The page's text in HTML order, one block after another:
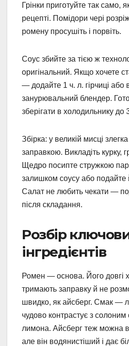
Грінки приготуйте так само,
рецепті. Помідори чері
ромену просушіть і порвіть.
Соус збийте за тією ж
оригінальний. Якщо хочете
— додайте 1 ч. л. гірчиці або
занурювальний блендер.
зберігати в холодильнику до
Збірка: у великій мисці
заправкою. Викладіть курку,
Щедро посипте стружкою
залишком соусу або подайте
Салат не любить чекати —
після складання.
Розбір
інгредієнтів
Ромен — основа. Його довгі
тримають заправку й не
швидко, як айсберг. Смак —
чудово контрастує з
лимона. Айсберг теж можна
але він водянистіший і дає